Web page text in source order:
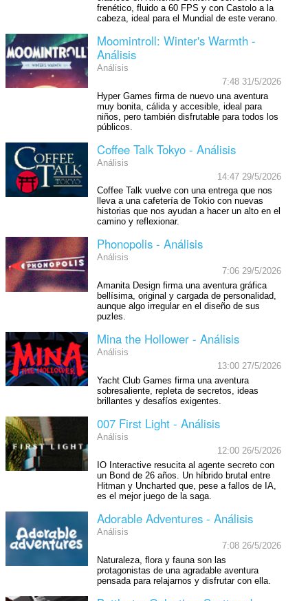
frenético, fluido a 60 FPS y con Castolo a la
cabeza, ideal para el Mundial de este verano.
Moomintroll: Winter's Warmth -
Análisis
Análisis
7:48 31/5/2026
Hyper Games firma de nuevo una aventura
muy bonita, cálida y accesible, ideal para
niños, pero también disfrutable para todos los
públicos.
Coffee Talk Tokyo - Análisis
Análisis
14:47 29/5/2026
Coffee Talk vuelve con una entrega que nos
lleva a una cafetería de Tokio con nuevas
historias que nos ayudan a hacer un alto en el
camino y reflexionar.
Phonopolis - Análisis
Análisis
7:06 29/5/2026
Amanita Design firma una aventura gráfica
bellísima, original y cargada de personalidad,
aunque algo irregular en el diseño de sus
puzles.
Mina the Hollower - Análisis
Análisis
13:00 27/5/2026
Yacht Club Games firma una aventura
sobresaliente, repleta de secretos, ideas
brillantes y desafíos exigentes.
007 First Light - Análisis
Análisis
12:00 26/5/2026
IO Interactive resucita al agente secreto con
un Bond de 26 años. Un híbrido brutal entre
Hitman y Uncharted que, pese a fallos de IA,
es el mejor juego de la saga.
Adorable Adventures - Análisis
Análisis
7:08 26/5/2026
Naturaleza, flora y fauna son las
protagonistas de una agradable aventura
pensada para relajarnos y disfrutar con ella.